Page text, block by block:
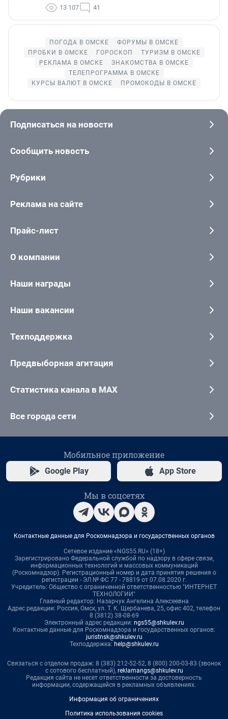
13 107 41
ПОГОДА В ОМСКЕ
ФОРУМЫ В ОМСКЕ
ПРОБКИ В ОМСКЕ
ГОРОСКОП
ТУРИЗМ В ОМСКЕ
РЕКЛАМА В ОМСКЕ
ЗНАКОМСТВА В ОМСКЕ
ТЕЛЕПРОГРАММА В ОМСКЕ
КУРСЫ ВАЛЮТ В ОМСКЕ
ПРОМОКОДЫ В ОМСКЕ
Подписаться на новости
Сообщить новость
Рубрики
Реклама на сайте
Прайс-лист
О компании
Наши награды
Наши вакансии
Техподдержка
Предвыборная агитация
Статистика канала в MAX
Все города сети
Мобильное приложение
Google Play App Store
Мы в соцсетях
Контактные данные для Роскомнадзора и государственных органов
Сетевое издание «NGS55.RU» (18+)
Зарегистрировано Федеральной службой по надзору в сфере связи,
информационных технологий и массовых коммуникаций
(Роскомнадзор). Регистрационный номер и дата принятия решения о
регистрации - ЭЛ № ФС 77 - 78819 от 07.08.2020 г.
Учредитель: Общество с ограниченной ответственностью "ИНТЕРНЕТ
ТЕХНОЛОГИИ"
Главный редактор: Назарчук Ангелина Алексеевна
Адрес редакции: Россия, Омск, ул. Т. К. Щербанева, 25, офис 402, телефон
8 (3812) 38-08-69
Электронный адрес редакции: ngs55@shkulev.ru
Контактные данные для Роскомнадзора и государственных органов:
juristnsk@shkulev.ru
Техподдержка: help@shkulev.ru
Связаться с отделом продаж: 8 (383) 212-52-52, 8 (800) 200-03-83 (звонок
с сотового бесплатный), reklamangs@shkulev.ru
Редакция сайта не несет ответственности за достоверность
информации, содержащейся в рекламных объявлениях.
Информация об ограничениях
Политика использования cookies